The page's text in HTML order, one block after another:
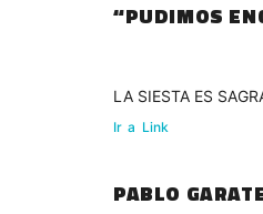
“PUDIMOS
LA SIESTA ES
Ir a Link
PABLO